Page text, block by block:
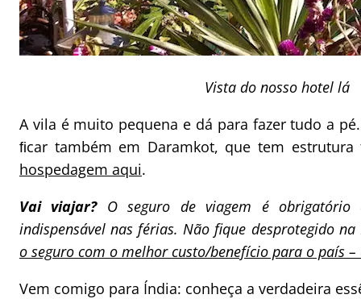
Vista do nosso hotel lá
A vila é muito pequena e dá para fazer tudo a
ﬁcar também em Daramkot, que tem
hospedagem aqui.
Vai viajar? O seguro de viagem é obrigatório
indispensável nas férias. Não fique desprotegido
o seguro com o melhor custo/benefício para o país
Vem comigo para Índia: conheça a verdadeira